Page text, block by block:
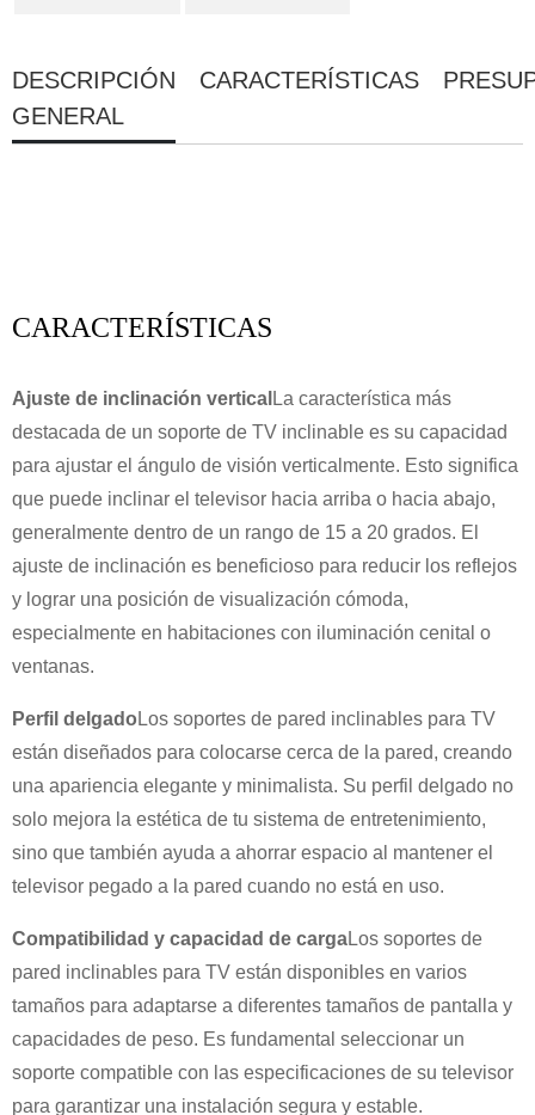
DESCRIPCIÓN
GENERAL
CARACTERÍSTICAS
CARACTERÍSTICAS
Ajuste de inclinación vertical La característica más
destacada de un soporte de TV inclinable es su capacidad
para ajustar el ángulo de visión verticalmente. Esto significa
que puede inclinar el televisor hacia arriba o hacia abajo,
generalmente dentro de un rango de 15 a 20 grados. El
ajuste de inclinación es beneficioso para reducir los reflejos
y lograr una posición de visualización cómoda,
especialmente en habitaciones con iluminación cenital o
ventanas.
Perfil delgado Los soportes de pared inclinables para TV
están diseñados para colocarse cerca de la pared, creando
una apariencia elegante y minimalista. Su perfil delgado no
solo mejora la estética de tu sistema de entretenimiento,
sino que también ayuda a ahorrar espacio al mantener el
televisor pegado a la pared cuando no está en uso.
Compatibilidad y capacidad de cargaLos soportes de
pared inclinables para TV están disponibles en varios
tamaños para adaptarse a diferentes tamaños de pantalla y
capacidades de peso. Es fundamental seleccionar un
soporte compatible con las especificaciones de su televisor
para garantizar una instalación segura y estable.
ENVIAR UNA SOLICITUD